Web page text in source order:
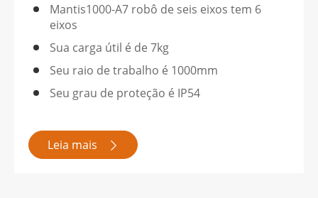
Mantis1000-A7 robô de seis eixos tem 6
eixos
Sua carga útil é de 7kg
Seu raio de trabalho é 1000mm
Seu grau de proteção é IP54
Leia mais 